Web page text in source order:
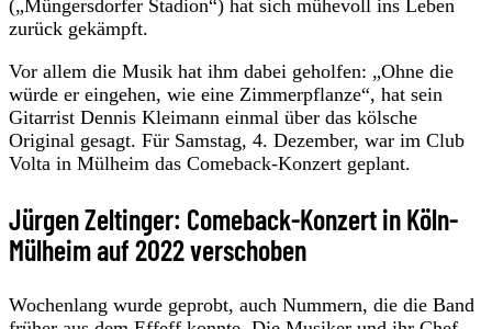
(„Müngersdorfer Stadion“) hat sich mühevoll ins Leben
zurück gekämpft.
Vor allem die Musik hat ihm dabei geholfen: „Ohne die
würde er eingehen, wie eine Zimmerpflanze“, hat sein
Gitarrist Dennis Kleimann einmal über das kölsche
Original gesagt. Für Samstag, 4. Dezember, war im Club
Volta in Mülheim das Comeback-Konzert geplant.
Jürgen Zeltinger: Comeback-Konzert in Köln-
Mülheim auf 2022 verschoben
Wochenlang wurde geprobt, auch Nummern, die die Band